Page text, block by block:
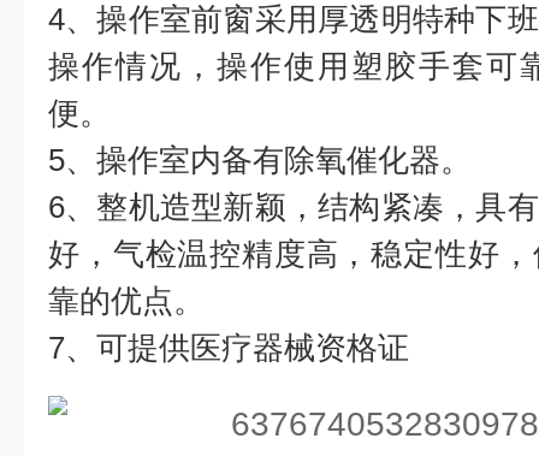
4、操作室前窗采用厚透明特种下
操作情况，操作使用塑胶手套可
便。
5、操作室内备有除氧催化器。
6、整机造型新颖，结构紧凑，具
好，气检温控精度高，稳定性好
靠的优点。
7、可提供医疗器械资格证